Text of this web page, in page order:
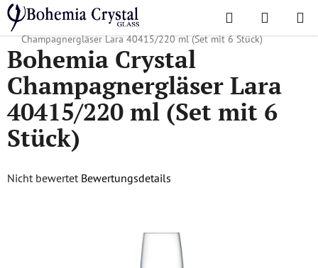
Zum
Inhalt
springen
Suchen
Startseite
/ Lieblingskollektionen /
Bohemia Crystal
Champagnergläser Lara 40415/220 ml (Set mit 6 Stück)
Bohemia Crystal
Champagnergläser Lara
40415/220 ml (Set mit 6
Stück)
Die
Nicht bewertet Bewertungsdetails